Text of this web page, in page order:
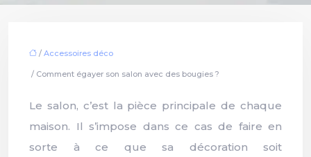
/ Accessoires déco
/ Comment égayer son salon avec des bougies ?
Le salon, c’est la pièce principale de chaque
maison. Il s’impose dans ce cas de faire en
sorte à ce que sa décoration soit